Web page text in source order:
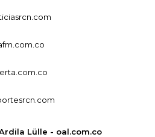
Lülle - oal.com.co